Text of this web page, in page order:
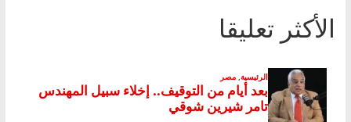
الأكثر تعليقا